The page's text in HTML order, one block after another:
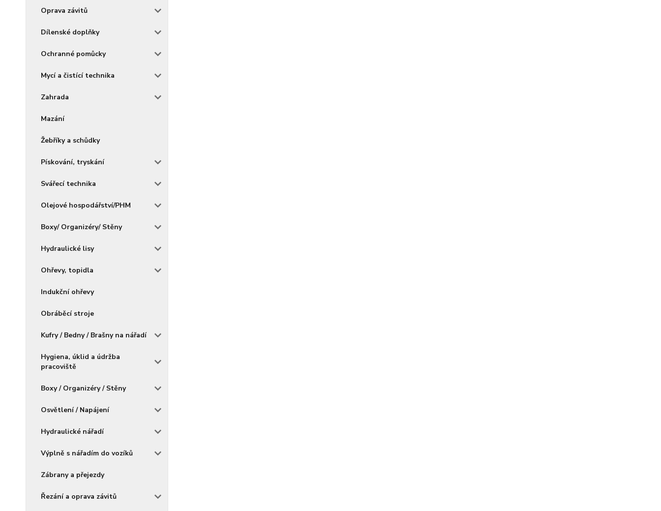
Oprava závitů
Dílenské doplňky
Ochranné pomůcky
Mycí a čistící technika
Zahrada
Mazání
Žebříky a schůdky
Pískování, tryskání
Svářecí technika
Olejové hospodářství/PHM
Boxy/ Organizéry/ Stěny
Hydraulické lisy
Ohřevy, topidla
Indukční ohřevy
Obráběcí stroje
Kufry / Bedny / Brašny na nářadí
Hygiena, úklid a údržba
pracoviště
Boxy / Organizéry / Stěny
Osvětlení / Napájení
Hydraulické nářadí
Výplně s nářadím do vozíků
Zábrany a přejezdy
Řezání a oprava závitů